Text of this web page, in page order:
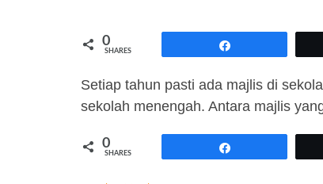
0
SHARES
Setiap tahun pasti ada majlis di
sekolah menengah. Antara majlis
0
SHARES